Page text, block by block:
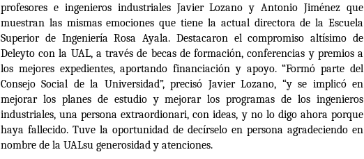
profesores e ingenieros industriales Javier Lozano y Antonio Jiménez que
muestran las mismas emociones que tiene la actual directora de la Escuela
Superior de Ingeniería Rosa Ayala. Destacaron el compromiso altísimo de
Deleyto con la UAL, a través de becas de formación, conferencias y premios a
los mejores expedientes, aportando financiación y apoyo. “Formó parte del
Consejo Social de la Universidad”, precisó Javier Lozano, “y se implicó en
mejorar los planes de estudio y mejorar los programas de los ingenieros
industriales, una persona extraordionari, con ideas, y no lo digo ahora porque
haya fallecido. Tuve la oportunidad de decírselo en persona agradeciendo en
nombre de la UALsu generosidad y atenciones.